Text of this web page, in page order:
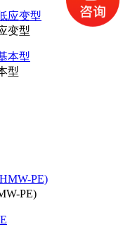
变型
型
PE)